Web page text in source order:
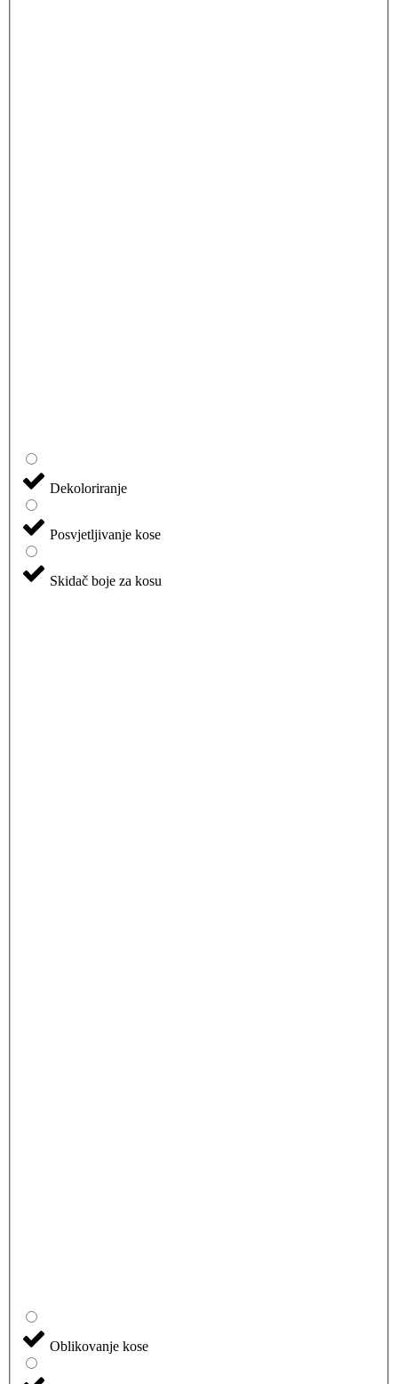
Dekoloriranje
Posvjetljivanje kose
Skidač boje za kosu
Oblikovanje kose